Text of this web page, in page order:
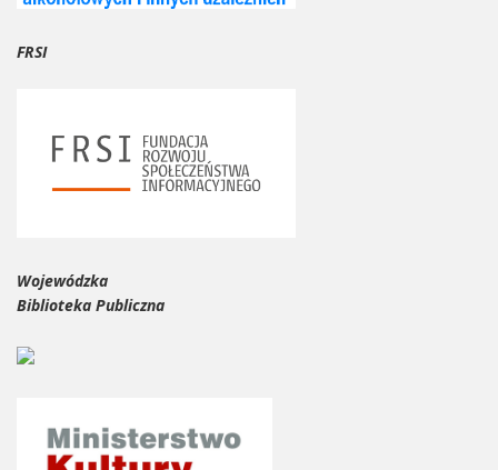
FRSI
Wojewódzka
Biblioteka Publiczna